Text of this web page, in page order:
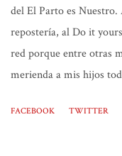
del El Parto es
repostería, al Do it
red porque entre otras
merienda a mis hijos
FACEBOOK TWITTER